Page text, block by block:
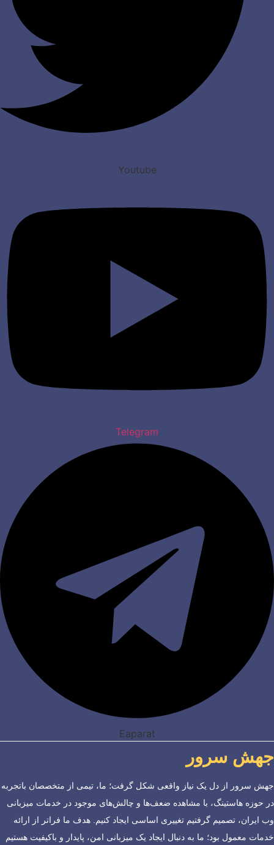
Youtube
Telegram
Eaparat
جهش سرور
جهش سرور از دل یک نیاز واقعی شکل گرفت؛ ما، تیمی از متخصصان باتجربه
در حوزه هاستینگ، با مشاهده ضعف‌ها و چالش‌های موجود در خدمات میزبانی
وب ایران، تصمیم گرفتیم تغییری اساسی ایجاد کنیم. هدف ما فراتر از ارائه
خدمات معمول بود؛ ما به دنبال ایجاد یک میزبانی امن، پایدار و باکیفیت هستیم